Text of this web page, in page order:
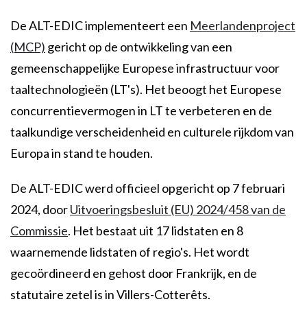
De ALT-EDIC implementeert een Meerlandenproject
(MCP) gericht op de ontwikkeling van een
gemeenschappelijke Europese infrastructuur voor
taaltechnologieën (LT's). Het beoogt het Europese
concurrentievermogen in LT te verbeteren en de
taalkundige verscheidenheid en culturele rijkdom van
Europa in stand te houden.
De ALT-EDIC werd officieel opgericht op 7 februari
2024, doorUitvoeringsbesluit (EU) 2024/458 van de
Commissie. Het bestaat uit 17 lidstaten en 8
waarnemende lidstaten of regio's. Het wordt
gecoördineerd en gehost door Frankrijk, en de
statutaire zetel is in Villers-Cotterêts.